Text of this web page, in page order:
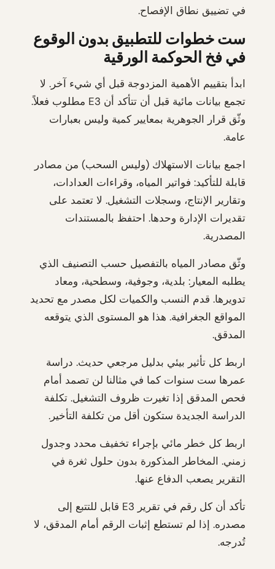
في تضييق نطاق الإفصاح.
ست خطوات للتطبيق بدون الوقوع
في فخ الحوكمة الورقية
ابدأ بتقييم الأهمية المزدوجة قبل أي شيء آخر. لا
تجمع بيانات مائية قبل أن تتأكد أن E3 مطلوب فعلاً.
وثّق قرار الجوهرية بمعايير كمية وليس بعبارات
عامة.
اجمع بيانات الاستهلاك (وليس السحب) من مصادر
قابلة للتأكيد: فواتير المياه، وقراءات العدادات،
وتقارير الإنتاج، وسجلات التشغيل. لا تعتمد على
تقديرات الإدارة وحدها. احتفظ بالمستندات
المصدرية.
وثّق مصادر المياه بالتفصيل حسب التصنيف الذي
يطلبه المعيار: بلدية، وجوفية، وسطحية، ومعاد
تدويرها. قدم النسب والكميات لكل مصدر مع تحديد
المواقع الجغرافية. هذا هو المستوى الذي يتوقعه
المدقق.
اربط كل تأثير بيئي بدليل مرجعي حديث. دراسة
عمرها ست سنوات كما في مثالنا لن تصمد أمام
فحص المدقق إذا تغيرت ظروف التشغيل. تكلفة
الدراسة الجديدة ستكون أقل من تكلفة التأخير.
اربط كل خطر مائي بإجراء تخفيف محدد وجدول
زمني. المخاطر المذكورة بدون حلول ثغرة في
التقرير يصعب الدفاع عنها.
تأكد أن كل رقم في تقرير E3 قابل للتتبع إلى
مصدره. إذا لم تستطع إثبات الرقم أمام المدقق، لا
تُدرجه.